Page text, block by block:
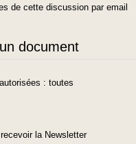
de cette discussion par email
document
: toutes
la Newsletter